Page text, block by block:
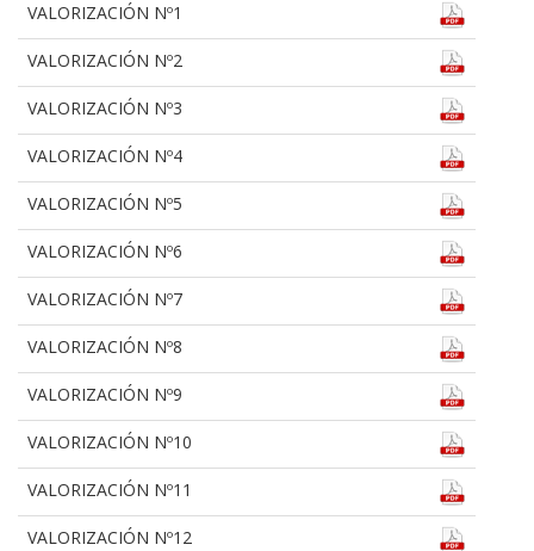
VALORIZACIÓN Nº1
VALORIZACIÓN Nº2
VALORIZACIÓN Nº3
VALORIZACIÓN Nº4
VALORIZACIÓN Nº5
VALORIZACIÓN Nº6
VALORIZACIÓN Nº7
VALORIZACIÓN Nº8
VALORIZACIÓN Nº9
VALORIZACIÓN Nº10
VALORIZACIÓN Nº11
VALORIZACIÓN Nº12